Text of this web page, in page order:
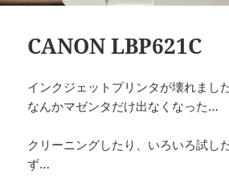
CANON LBP621C
インクジェットプリンタが壊れまし
なんかマゼンタだけ出なくなった…
クリーニングしたり、いろいろ試し
ず…